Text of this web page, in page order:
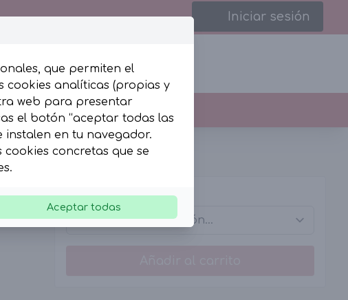
Iniciar sesión
Tallas
que permiten el
cookies analíticas (propias y
web para presentar
el botón “aceptar todas las
instalen en tu navegador.
concretas que se
.
Aceptar todas